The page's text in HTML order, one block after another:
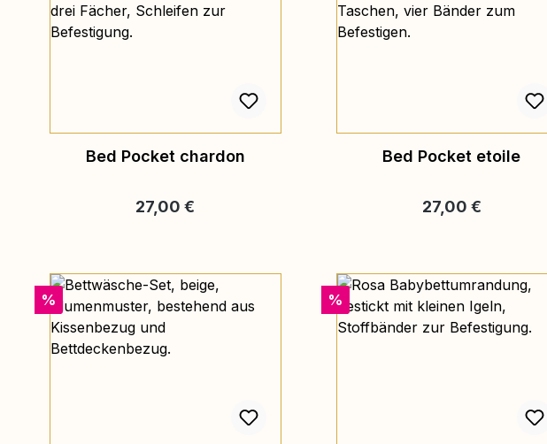
Bed Pocket chardon
Regulärer Preis:
27,00 €
Bed Pocket etoile
Regulärer Preis:
27,00 €
Rabatt
% Rabatt
%